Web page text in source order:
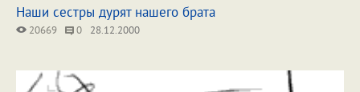
Наши сестры дурят нашего брата
20669 0 28.12.2000